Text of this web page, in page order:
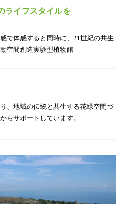
ギフト用スタンド花
ライフスタイルを
で体感すると同時に、21世紀の共生
空間創造実験型植物館
、地域の伝統と共生する花緑空間づ
らサポートしています。